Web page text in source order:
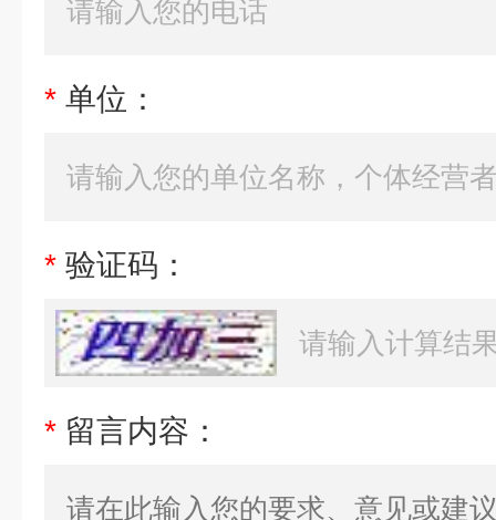
* 单位：
* 验证码：
* 留言内容：